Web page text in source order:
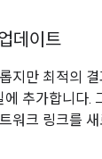
데이트
지만 최적의
에 추가합니다
워크 링크를